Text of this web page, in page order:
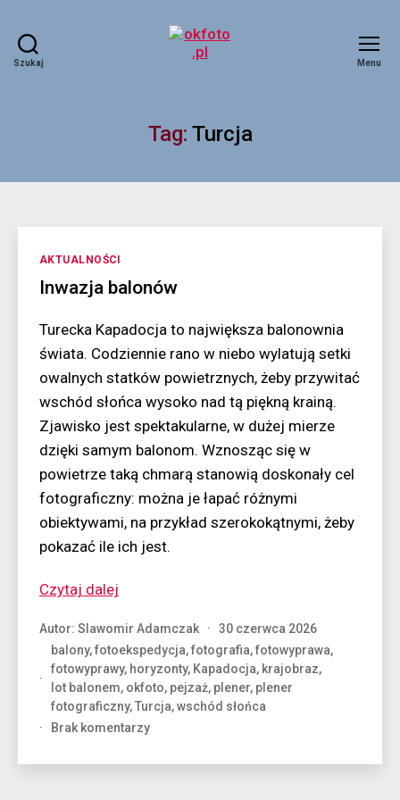
Szukaj Menu
Tag: Turcja
Kategorie
AKTUALNOŚCI
Inwazja balonów
Turecka Kapadocja to największa balonownia
świata. Codziennie rano w niebo wylatują setki
owalnych statków powietrznych, żeby przywitać
wschód słońca wysoko nad tą piękną krainą.
Zjawisko jest spektakularne, w dużej mierze
dzięki samym balonom. Wznosząc się w
powietrze taką chmarą stanowią doskonały cel
fotograficzny: można je łapać różnymi
obiektywami, na przykład szerokokątnymi, żeby
pokazać ile ich jest.
Czytaj dalej
Autor: Slawomir Adamczak
30 czerwca 2026
balony,fotoekspedycja,fotografia,fotowyprawa,
fotowyprawy, horyzonty, Kapadocja, krajobraz,
lot balonem, okfoto, pejzaż, plener, plener
fotograficzny,Turcja,wschód słońca
Brak komentarzydo
balonów